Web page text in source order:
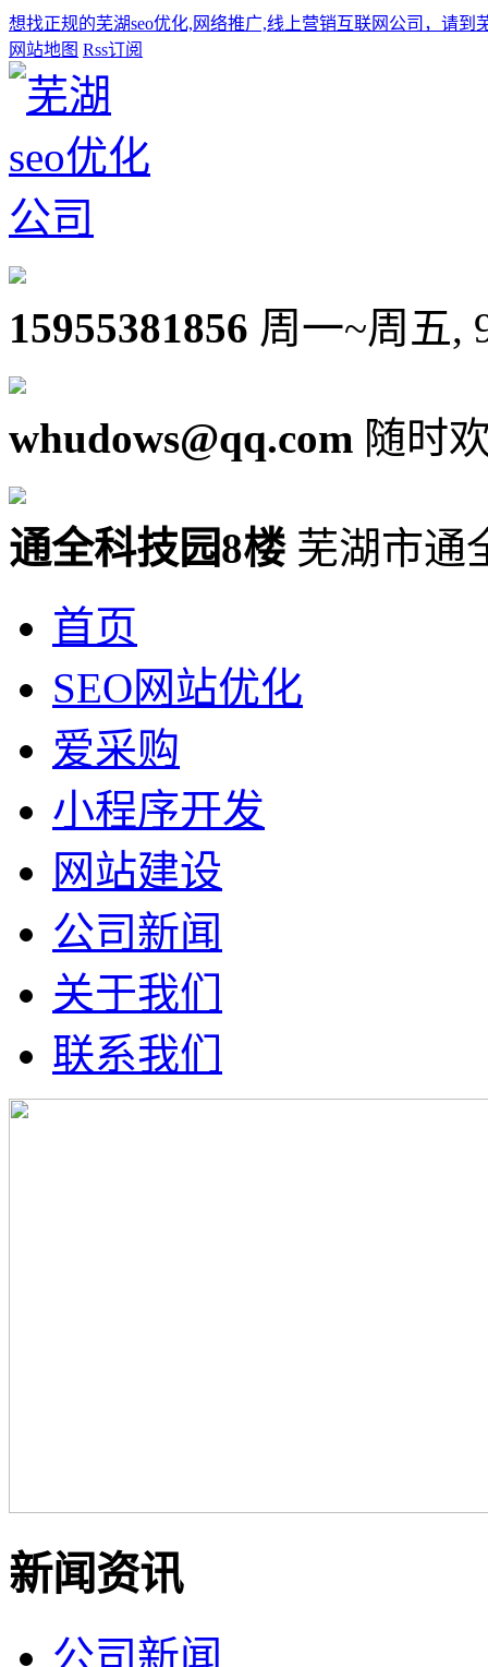
想找正规的芜湖seo优化,网络推广,线上营销互联网公司，请到
网站地图 Rss订阅
15955381856 周一~周五,
whudows@qq.com 随时
通全科技园8楼 芜湖市通
首页
SEO网站优化
爱采购
小程序开发
网站建设
公司新闻
关于我们
联系我们
新闻资讯
公司新闻